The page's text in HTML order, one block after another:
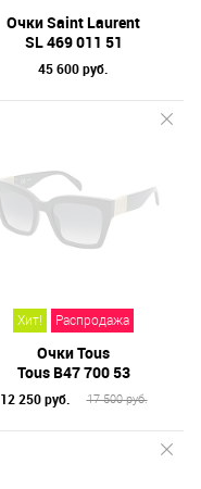
Очки Saint Laurent
SL 469 011 51
45 600 руб.
Хит! Распродажа
Очки Tous
Tous B47 700 53
12 250 руб. 17 500 руб.